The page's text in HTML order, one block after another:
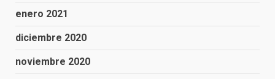
enero 2021
diciembre 2020
noviembre 2020